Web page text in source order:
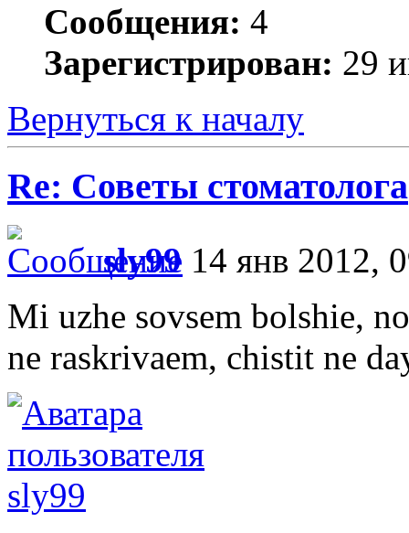
Сообщения: 4
Зарегистрирован: 29
Вернуться к началу
Re: Советы стоматолога
sly99 14 янв 2012,
Mi uzhe sovsem bolshie,
ne raskrivaem, chistit ne
sly99